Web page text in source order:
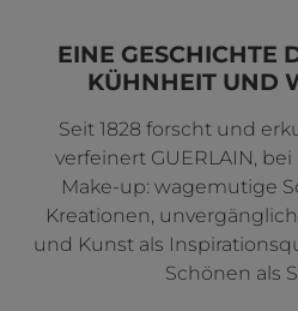
EINE GESCHICHTE
KÜHNHEIT UND
Seit 1828 forscht und
verfeinert GUERLAIN,
Make-up: wagemutige
Kreationen,
und Kunst als
Schönen als